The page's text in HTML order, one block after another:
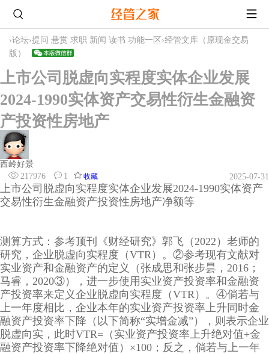
›论坛›提问 悬赏 求职 新闻 读书 功能一区 ›经管文库（原现金交易
版）
上市公司脱虚向实程度实体企业发展
2024-1990实体资产交易性衍生金融资
产投资性房地产
西岭好景
217976
1 收藏 2025-07-31
上市公司脱虚向实程度实体企业发展2024-1990实体资产
交易性衍生金融资产投资性房地产净额等
测算方式：参考顶刊《财经研究》郭飞（2022）老师的
研究，企业脱虚向实程度（VTR）。②参考现有文献对
实业资产和金融资产的定义（张成思和张步昙，2016；
马睿，2020③），进一步使用实业资产投资率和金融资
产投资率来定义企业脱虚向实程度（VTR）。④倘若与
上一年度相比，企业本年的实业资产投资率上升同时金
融资产投资率下降（以下简称“实增金减”），则表示企业
脱虚向实，此时VTR=（实业资产投资率上升绝对值+金
融资产投资率下降绝对值）×100；反之，倘若与上一年